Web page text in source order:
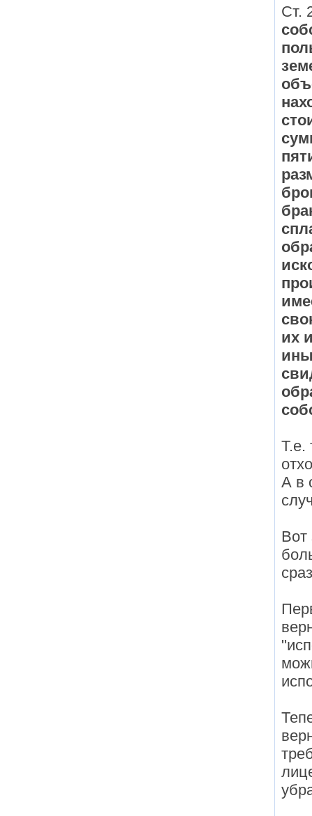
Ст.
их
Т.е.
А в
Вот